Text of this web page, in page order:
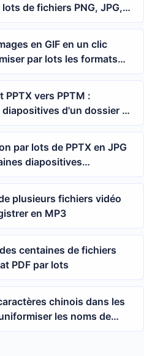
de fichiers PNG, JPG,
en GIF en un clic
par lots les formats
vers PPTM :
d'un dossier en
activées
par lots de PPTX en JPG
diapositives
plusieurs fichiers vidéo
en MP3
centaines de fichiers
PDF par lots
chinois dans les
les noms de